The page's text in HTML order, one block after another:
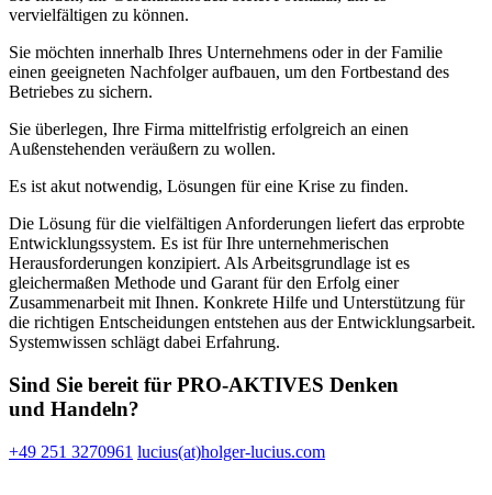
vervielfältigen zu können.
Sie möchten innerhalb Ihres Unternehmens oder in der Familie
einen geeigneten Nachfolger aufbauen, um den Fortbestand des
Betriebes zu sichern.
Sie überlegen, Ihre Firma mittelfristig erfolgreich an einen
Außenstehenden veräußern zu wollen.
Es ist akut notwendig, Lösungen für eine Krise zu finden.
Die Lösung für die vielfältigen Anforderungen liefert das erprobte
Entwicklungssystem. Es ist für Ihre unternehmerischen
Herausforderungen konzipiert. Als Arbeitsgrundlage ist es
gleichermaßen Methode und Garant für den Erfolg einer
Zusammenarbeit mit Ihnen. Konkrete Hilfe und Unterstützung für
die richtigen Entscheidungen entstehen aus der Entwicklungsarbeit.
Systemwissen schlägt dabei Erfahrung.
Sind Sie bereit für PRO-AKTIVES Denken
und Handeln?
+49 251 3270961 lucius(at)holger-lucius.com